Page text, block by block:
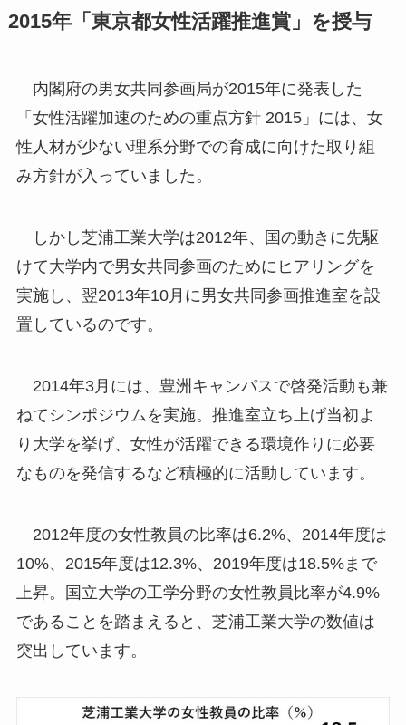
2015年「東京都女性活躍推進賞」を授与
内閣府の男女共同参画局が2015年に発表した
「女性活躍加速のための重点方針 2015」には、女
性人材が少ない理系分野での育成に向けた取り組
み方針が入っていました。
しかし芝浦工業大学は2012年、国の動きに先駆
けて大学内で男女共同参画のためにヒアリングを
実施し、翌2013年10月に男女共同参画推進室を設
置しているのです。
2014年3月には、豊洲キャンパスで啓発活動も兼
ねてシンポジウムを実施。推進室立ち上げ当初よ
り大学を挙げ、女性が活躍できる環境作りに必要
なものを発信するなど積極的に活動しています。
2012年度の女性教員の比率は6.2%、2014年度は
10%、2015年度は12.3%、2019年度は18.5%まで
上昇。国立大学の工学分野の女性教員比率が4.9%
であることを踏まえると、芝浦工業大学の数値は
突出しています。